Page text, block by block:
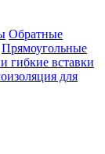
Обратные
Прямоугольные
гибкие вставки
для